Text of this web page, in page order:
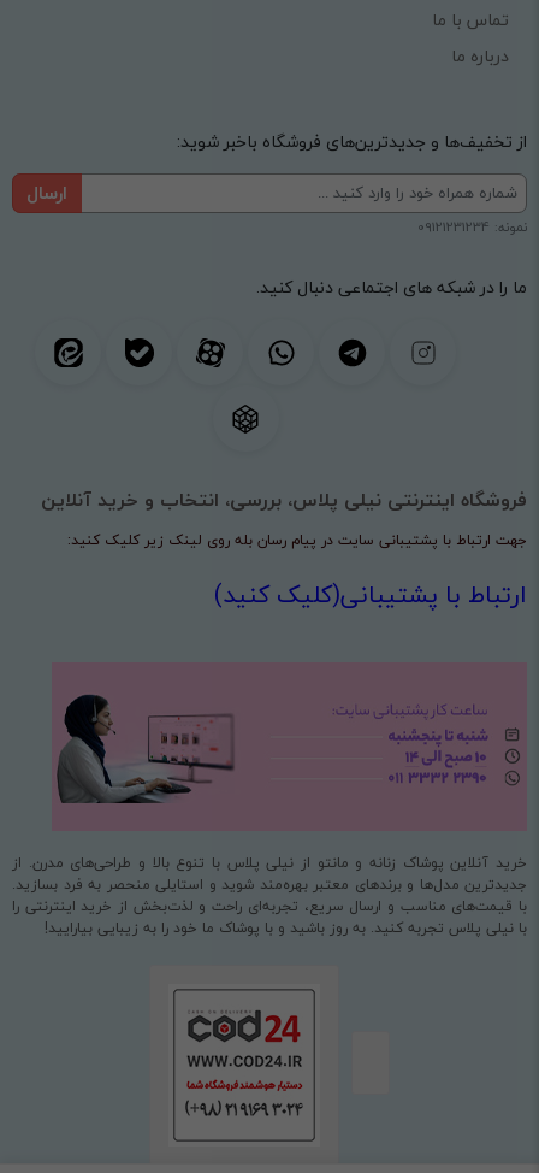
تماس با ما
درباره ما
از تخفیف‌ها و جدیدترین‌های فروشگاه باخبر شوید:
ارسال
نمونه: 09121231234
ما را در شبکه های اجتماعی دنبال کنید.
فروشگاه اینترنتی نیلی پلاس، بررسی، انتخاب و خرید آنلاین
جهت ارتباط با پشتیبانی سایت در پیام رسان بله روی لینک زیر کلیک کنید:
ارتباط با پشتیبانی(کلیک کنید)
خرید آنلاین پوشاک زنانه و مانتو از نیلی پلاس با تنوع بالا و طراحی‌های مدرن. از
جدیدترین مدل‌ها و برندهای معتبر بهره‌مند شوید و استایلی منحصر به فرد بسازید.
با قیمت‌های مناسب و ارسال سریع، تجربه‌ای راحت و لذت‌بخش از خرید اینترنتی را
با نیلی پلاس تجربه کنید. به روز باشید و با پوشاک ما خود را به زیبایی بیارایید!